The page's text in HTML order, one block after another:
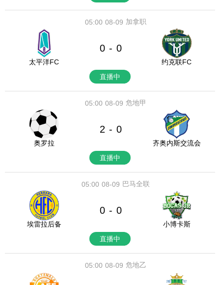
08-09
05:00 加拿职
太平洋FC
0 - 0
约克联FC
直播中
08-09
05:00 危地甲
奥罗拉
2 - 0
齐奥内斯交流会
直播中
08-09
05:00 巴马全联
埃雷拉后备
0 - 0
小博卡斯
直播中
08-09
05:00 危地乙